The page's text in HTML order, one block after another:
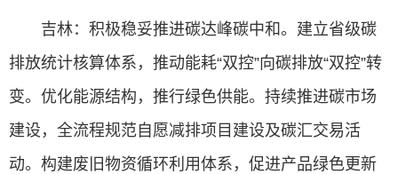
吉林：积极稳妥推进碳达峰碳中和。建立省级碳
排放统计核算体系，推动能耗“双控”向碳排放“双控”转
变。优化能源结构，推行绿色供能。持续推进碳市场
建设，全流程规范自愿减排项目建设及碳汇交易活
动。构建废旧物资循环利用体系，促进产品绿色更新